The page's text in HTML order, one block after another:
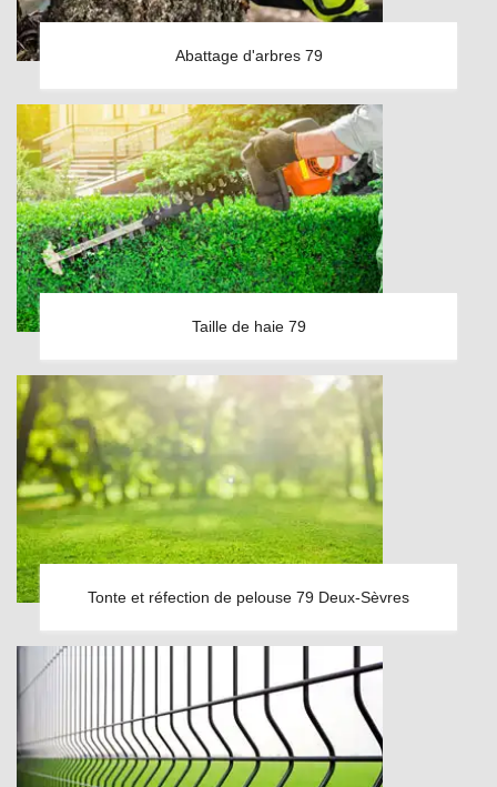
Abattage d'arbres 79
Taille de haie 79
Tonte et réfection de pelouse 79 Deux-Sèvres